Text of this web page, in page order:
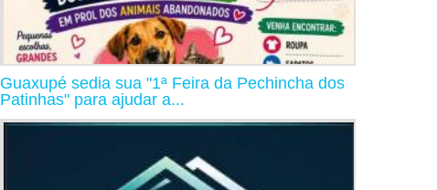
Guaxupé sedia sua "1ª Feira da Pechincha dos
Patinhas" para ajudar a...